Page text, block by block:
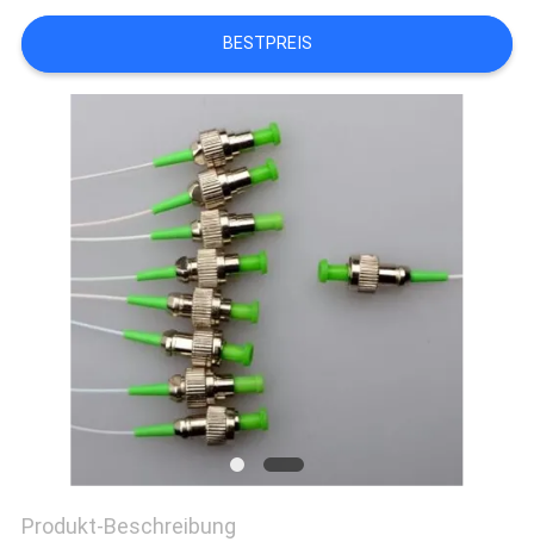
FÄLLE
DATENSCHUTZRICHTLINIE
BESTPREIS
Produkt-Beschreibung